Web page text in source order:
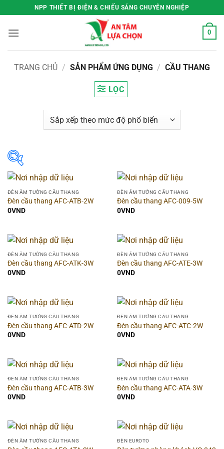
qua
nội
NPP THIẾT BỊ ĐIỆN & CHIẾU SÁNG CHUYÊN NGHIỆP
0
TRANG CHỦ / SẢN PHẨM ỨNG DỤNG / CẦU THANG
LỌC
0VND 3.486.000VND
Hình dạng
Thời gian bảo hành
Dòng sản phẩm
Chất liệu ▶
Màu sắc đèn
Công suất
Ánh sáng
Chiều ngang ▶
ĐÈN ÂM TƯỜNG CẦU THANG
Đèn cầu thang AFC-ATB-2W
0VND
ĐÈN ÂM TƯỜNG CẦU THANG
Đèn cầu thang AFC-009-5W
0VND
ĐÈN ÂM TƯỜNG CẦU THANG
Đèn cầu thang AFC-ATK-3W
0VND
ĐÈN ÂM TƯỜNG CẦU THANG
Đèn cầu thang AFC-ATE-3W
0VND
ĐÈN ÂM TƯỜNG CẦU THANG
Đèn cầu thang AFC-ATD-2W
0VND
ĐÈN ÂM TƯỜNG CẦU THANG
Đèn cầu thang AFC-ATC-2W
0VND
ĐÈN ÂM TƯỜNG CẦU THANG
Đèn cầu thang AFC-ATB-3W
0VND
ĐÈN ÂM TƯỜNG CẦU THANG
Đèn cầu thang AFC-ATA-3W
0VND
ĐÈN ÂM TƯỜNG CẦU THANG ĐÈN EUROTO